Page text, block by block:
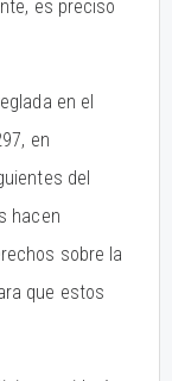
es preciso
en el
en
del
hacen
sobre la
que estos